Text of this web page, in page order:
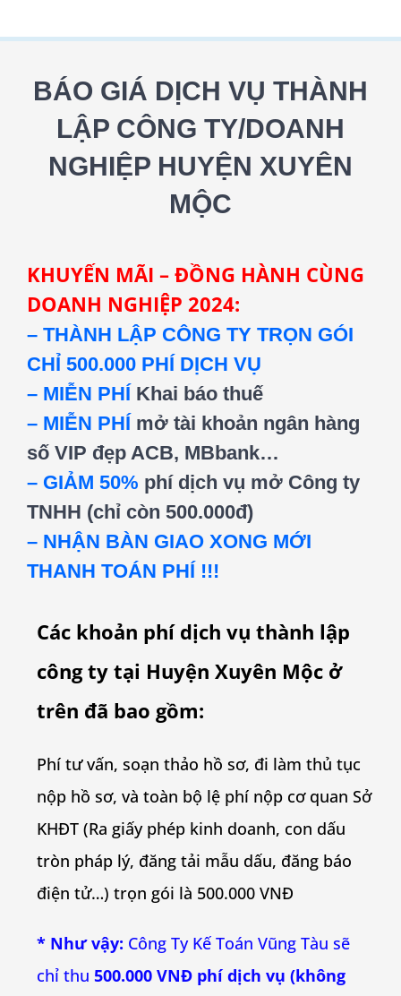
BÁO GIÁ DỊCH VỤ THÀNH
LẬP CÔNG TY/DOANH
NGHIỆP HUYỆN XUYÊN
MỘC
KHUYẾN MÃI – ĐỒNG HÀNH CÙNG
DOANH NGHIỆP 2024:
– THÀNH LẬP CÔNG TY TRỌN GÓI
CHỈ 500.000 PHÍ DỊCH VỤ
– MIỄN PHÍ Khai báo thuế
– MIỄN PHÍ mở tài khoản ngân hàng
số VIP đẹp ACB, MBbank…
– GIẢM 50% phí dịch vụ mở Công ty
TNHH (chỉ còn 500.000đ)
– NHẬN BÀN GIAO XONG MỚI
THANH TOÁN PHÍ !!!
Các khoản phí dịch vụ thành lập
công ty tại Huyện Xuyên Mộc ở
trên đã bao gồm:
Phí tư vấn, soạn thảo hồ sơ, đi làm thủ tục
nộp hồ sơ, và toàn bộ lệ phí nộp cơ quan Sở
KHĐT (Ra giấy phép kinh doanh, con dấu
tròn pháp lý, đăng tải mẫu dấu, đăng báo
điện tử…) trọn gói là 500.000 VNĐ
* Như vậy: Công Ty Kế Toán Vũng Tàu sẽ
chỉ thu 500.000 VNĐ phí dịch vụ (không